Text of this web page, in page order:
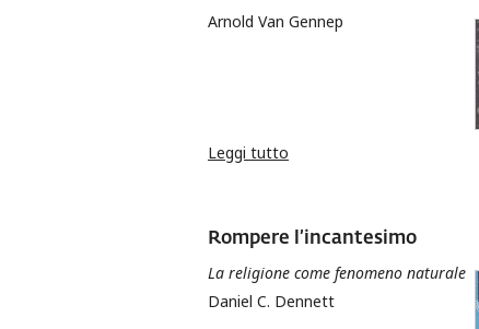
Arnold Van Gennep
Leggi tutto
Rompere l’incantesimo
La religione come fenomeno naturale
Daniel C. Dennett